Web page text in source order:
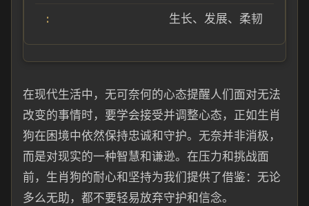
生长、发展、柔韧
在现代生活中，无可奈何的心态提醒人们面对无法
改变的事情时，要学会接受并调整心态，正如生肖
狗在困境中依然保持忠诚和守护。无奈并非消极，
而是对现实的一种智慧和谦逊。在压力和挑战面
前，生肖狗的耐心和坚持为我们提供了借鉴：无论
多么无助，都不要轻易放弃守护和信念。